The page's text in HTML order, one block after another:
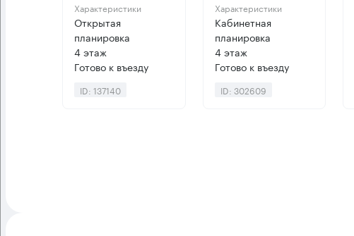
Характеристики
Открытая
планировка
4 этаж
Готово к въезду
ID: 137140
Характеристики
Кабинетная
планировка
4 этаж
Готово к въезду
ID: 302609